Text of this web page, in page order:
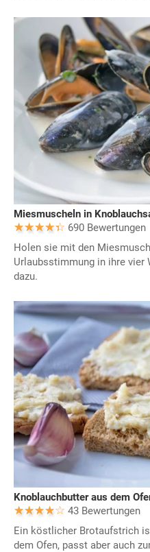
Miesmuscheln in
690 Bewertungen
Holen sie mit den
Urlaubsstimmung in ihre vier
dazu.
Knoblauchbutter aus dem
43 Bewertungen
Ein köstlicher Brotaufstrich
dem Ofen, passt aber auch